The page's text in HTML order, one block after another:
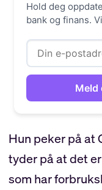
Hold deg
bank og finans.
Hun peker på at
tyder på at det
som har